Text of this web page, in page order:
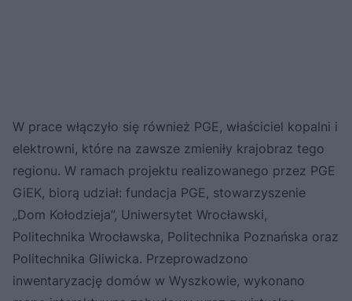
W prace włączyło się również PGE, właściciel kopalni i
elektrowni, które na zawsze zmieniły krajobraz tego
regionu. W ramach projektu realizowanego przez PGE
GiEK, biorą udział: fundacja PGE, stowarzyszenie
„Dom Kołodzieja”, Uniwersytet Wrocławski,
Politechnika Wrocławska, Politechnika Poznańska oraz
Politechnika Gliwicka. Przeprowadzono
inwentaryzację domów w Wyszkowie, wykonano